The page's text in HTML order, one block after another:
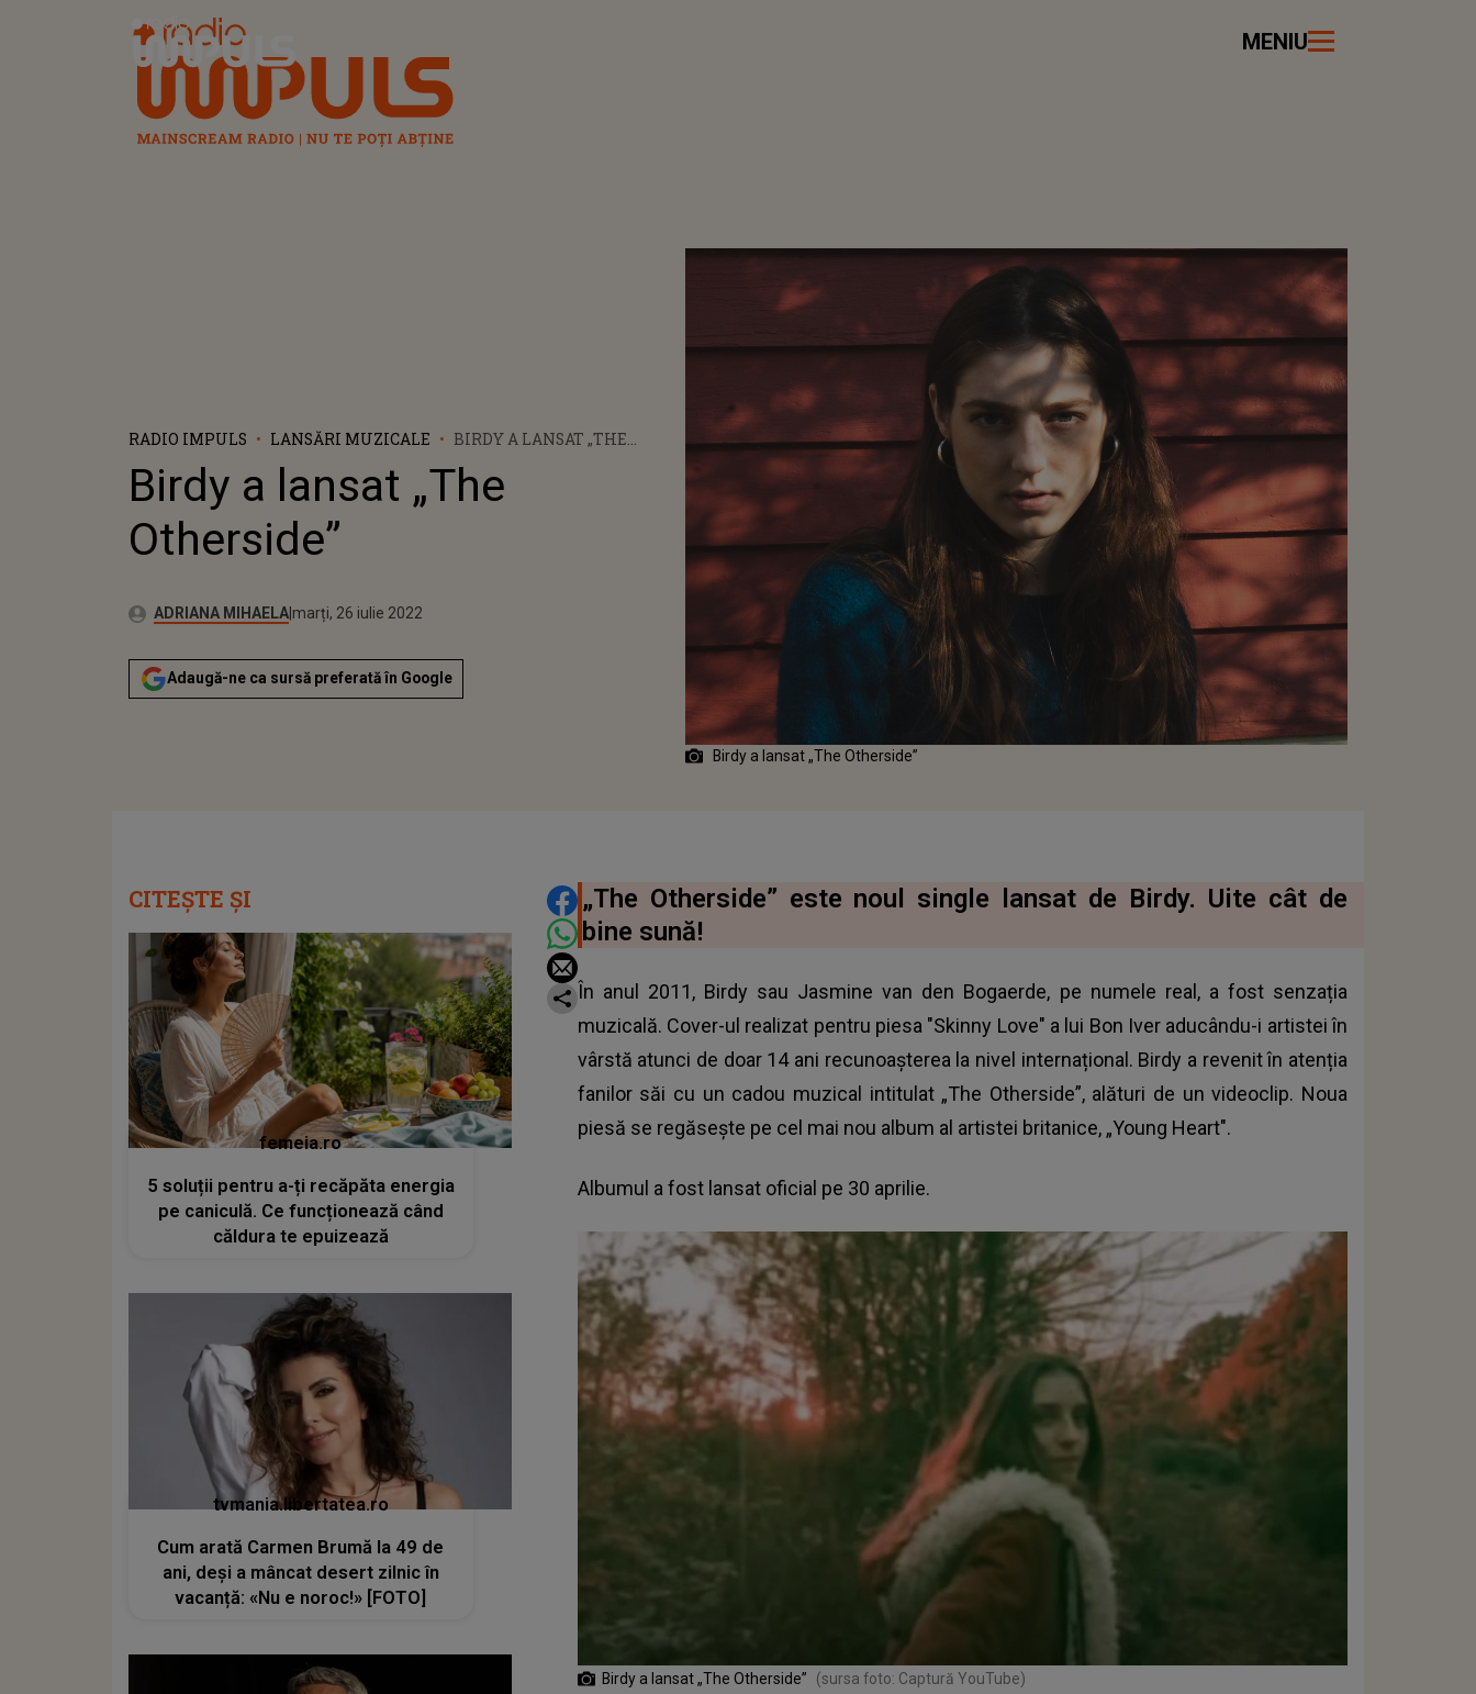
Radio Impuls MENIU
RADIO IMPULS LANSĂRI MUZICALE
BIRDY A LANSAT „THE
Birdy a lansat „The
Otherside”
Autor:ADRIANA MIHAELAPublicat:
luni, 21 iunie 2021
Actualizat:
marți, 26 iulie 2022
Adaugă-ne ca sursă preferată în Google
Birdy a lansat „The Otherside”
DISTRIBUIE ARTICOLUL
„The Otherside” este noul single lansat de Birdy. Uite cât de
bine sună!
În anul 2011, Birdy sau Jasmine van den Bogaerde, pe numele real, a fost senzația
muzicală. Cover-ul realizat pentru piesa "Skinny Love" a lui Bon Iver aducându-i artistei în
vârstă atunci de doar 14 ani recunoașterea la nivel internațional. Birdy a revenit în atenția
fanilor săi cu un cadou muzical intitulat „The Otherside”, alături de un videoclip. Noua
piesă se regăsește pe cel mai nou album al artistei britanice, „Young Heart".
Albumul a fost lansat oficial pe 30 aprilie.
Birdy a lansat „The Otherside” (sursa foto: Captură YouTube)
CITEȘTE ȘI
femeia.ro
5 soluții pentru a-ți recăpăta energia
pe caniculă. Ce funcționează când
căldura te epuizează
tvmania.libertatea.ro
Cum arată Carmen Brumă la 49 de
ani, deși a mâncat desert zilnic în
vacanță: «Nu e noroc!» [FOTO]